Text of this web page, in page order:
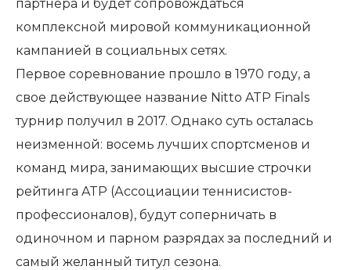
партнера и будет сопровождаться
комплексной мировой коммуникационной
кампанией в социальных сетях.
Первое соревнование прошло в 1970 году, а
свое действующее название Nitto ATP Finals
турнир получил в 2017. Однако суть осталась
неизменной: восемь лучших спортсменов и
команд мира, занимающих высшие строчки
рейтинга ATP (Ассоциации теннисистов-
профессионалов), будут соперничать в
одиночном и парном разрядах за последний и
самый желанный титул сезона.